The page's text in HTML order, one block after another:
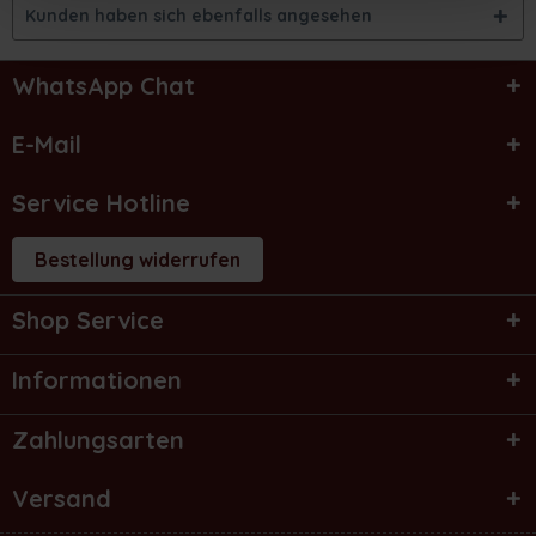
Kunden haben sich ebenfalls angesehen
WhatsApp Chat
E-Mail
Service Hotline
Bestellung widerrufen
Shop Service
Informationen
Zahlungsarten
Versand